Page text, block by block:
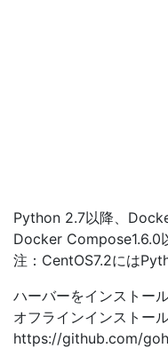
Python 2.7以降、
Docker Compose1.6.0
注：CentOS7.2には
ハーバーをインストー
オフラインインストー
https://github.com/